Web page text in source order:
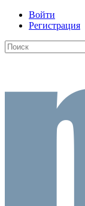
Войти
Регистрация